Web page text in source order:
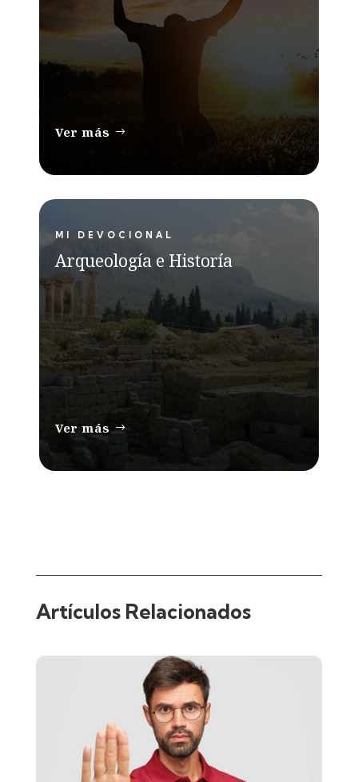
Ver más
MI DEVOCIONAL
Arqueología e Historía
Ver más
Artículos Relacionados